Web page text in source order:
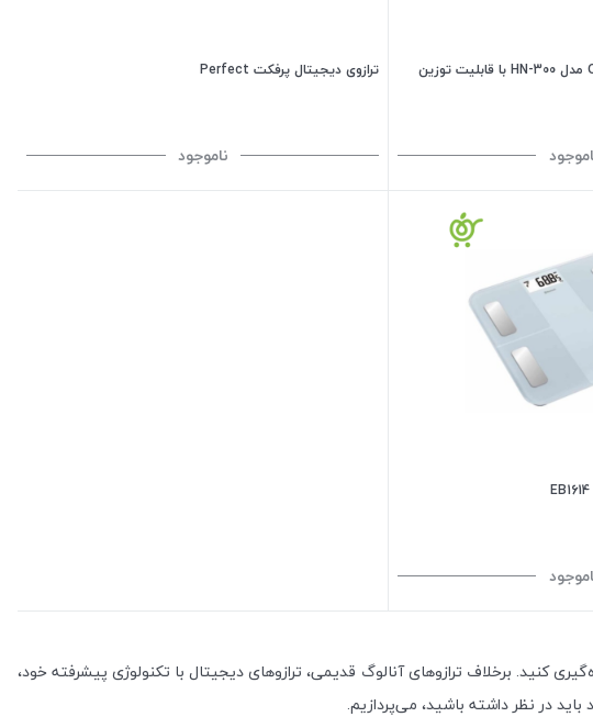
ترازو دیجتالی امرون OMRON مدل HN-300 با قابلیت توزین
ترازوی دیجیتال پرفکت Perfect
ناموجود
کنید. برخلاف ترازوهای آنالوگ قدیمی، ترازوهای دیجیتال با تکنولوژی پیشرفته خود،
در نظر داشته باشید، می‌پردازیم.